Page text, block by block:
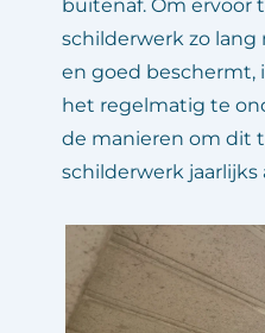
buitenaf. Om ervoor
schilderwerk zo
en goed beschermt,
het regelmatig te
de manieren om dit
schilderwerk jaarlijks